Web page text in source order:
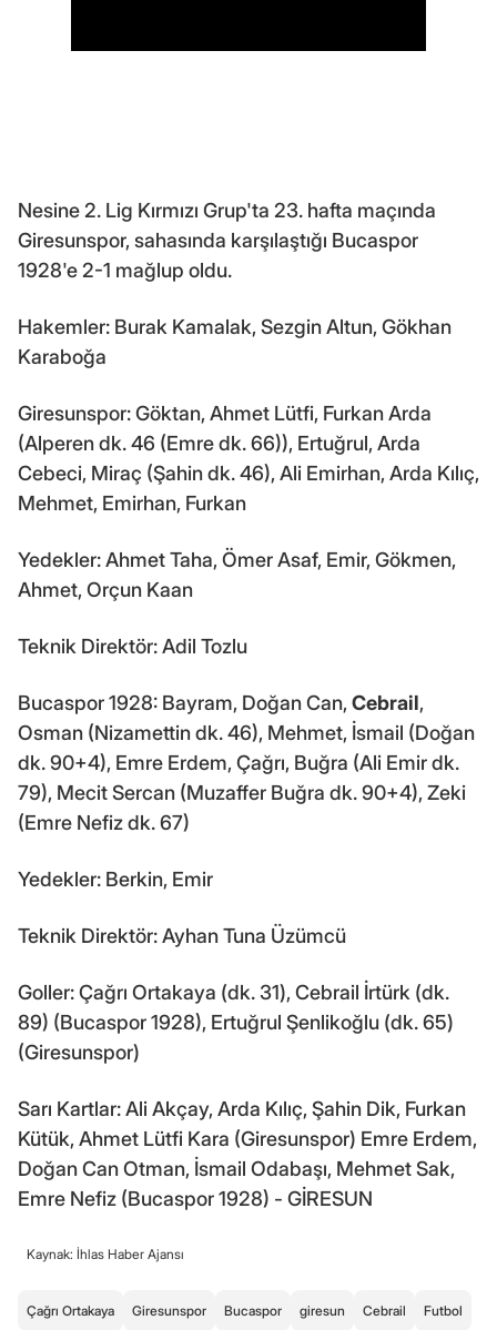
Nesine 2. Lig Kırmızı Grup'ta 23. hafta maçında
Giresunspor, sahasında karşılaştığı Bucaspor
1928'e 2-1 mağlup oldu.
Hakemler: Burak Kamalak, Sezgin Altun, Gökhan
Karaboğa
Giresunspor: Göktan, Ahmet Lütfi, Furkan Arda
(Alperen dk. 46 (Emre dk. 66)), Ertuğrul, Arda
Cebeci, Miraç (Şahin dk. 46), Ali Emirhan, Arda Kılıç,
Mehmet, Emirhan, Furkan
Yedekler: Ahmet Taha, Ömer Asaf, Emir, Gökmen,
Ahmet, Orçun Kaan
Teknik Direktör: Adil Tozlu
Bucaspor 1928: Bayram, Doğan Can,Cebrail,
Osman (Nizamettin dk. 46), Mehmet, İsmail (Doğan
dk. 90+4), Emre Erdem, Çağrı, Buğra (Ali Emir dk.
79), Mecit Sercan (Muzaffer Buğra dk. 90+4), Zeki
(Emre Nefiz dk. 67)
Yedekler: Berkin, Emir
Teknik Direktör: Ayhan Tuna Üzümcü
Goller: Çağrı Ortakaya (dk. 31), Cebrail İrtürk (dk.
89) (Bucaspor 1928), Ertuğrul Şenlikoğlu (dk. 65)
(Giresunspor)
Sarı Kartlar: Ali Akçay, Arda Kılıç, Şahin Dik, Furkan
Kütük, Ahmet Lütfi Kara (Giresunspor) Emre Erdem,
Doğan Can Otman, İsmail Odabaşı, Mehmet Sak,
Emre Nefiz (Bucaspor 1928) - GİRESUN
Kaynak: İhlas Haber Ajansı
Çağrı Ortakaya Giresunspor Bucaspor giresun Cebrail Futbol